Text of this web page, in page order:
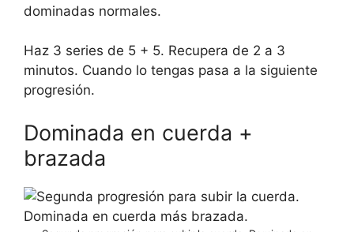
dominadas normales.
Haz 3 series de 5 + 5. Recupera de 2 a 3
minutos. Cuando lo tengas pasa a la siguiente
progresión.
Dominada en cuerda +
brazada